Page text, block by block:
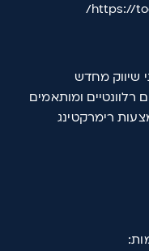
https://
שיווק מחדש
רלוונטיים ומותאמים
רימרקטינג